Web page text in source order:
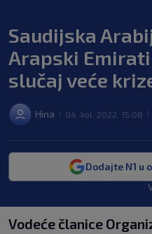
Saudijska
Arapski
slučaj veće
Hina 04. kol. 2022. 15:08
Dodajte N1 u
Vodeće članice